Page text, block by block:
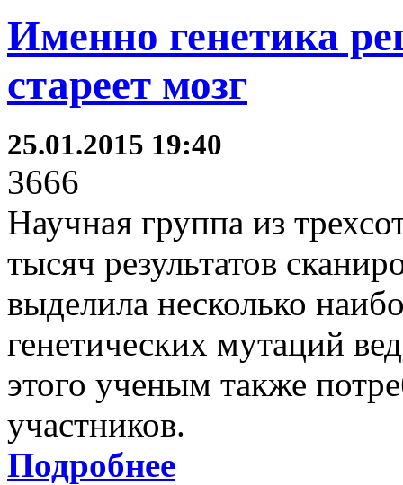
Именно генетика
стареет мозг
25.01.2015 19:40
3666
Научная группа из
тысяч результатов
выделила несколько
генетических мутаций
этого ученым также
участников.
Подробнее